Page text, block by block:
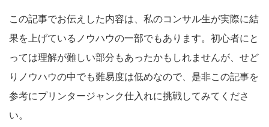
この記事でお伝えした内容は、私のコンサル生が実際に結
果を上げているノウハウの一部でもあります。初心者にと
っては理解が難しい部分もあったかもしれませんが、せど
りノウハウの中でも難易度は低めなので、是非この記事を
参考にプリンタージャンク仕入れに挑戦してみてくださ
い。